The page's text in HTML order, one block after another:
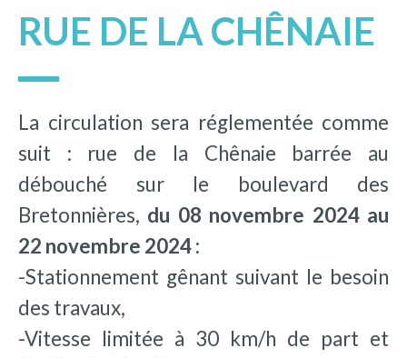
RUE DE LA CHÊNAIE
La circulation sera réglementée comme
suit : rue de la Chênaie barrée au
débouché sur le boulevard des
Bretonnières, du 08 novembre 2024 au
22 novembre 2024 :
-Stationnement gênant suivant le besoin
des travaux,
-Vitesse limitée à 30 km/h de part et